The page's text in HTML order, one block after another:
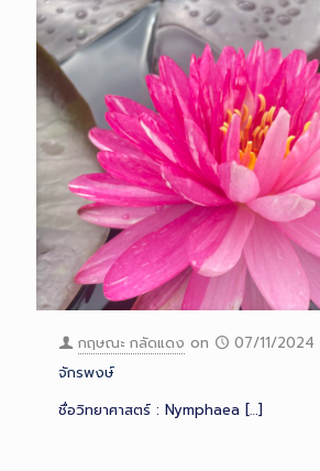
กฤษณะ กลัดแดง on
07/11/2024
จักรพงษ์
ชื่อวิทยาศาสตร์ : Nymphaea […]